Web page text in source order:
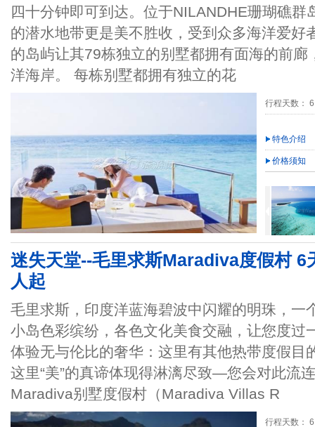
四十分钟即可到达。位于NILANDHE珊瑚礁
的潜水地带更是美不胜收，受到众多海洋爱好
的岛屿让其79栋独立的别墅都拥有面海的前
洋海岸。 每栋别墅都拥有独立的花
行程天数：
特色介绍
价格须知
迷失天堂--毛里求斯Maradiva度假村 6
人起
毛里求斯，印度洋蓝海碧波中闪耀的明珠，一
小岛色彩缤纷，各色文化美食交融，让您度过
体验无与伦比的奢华：这里有其他热带度假目
这里“美”的真谛体现得淋漓尽致—您会对此流
Maradiva别墅度假村（Maradiva Villas R
行程天数：